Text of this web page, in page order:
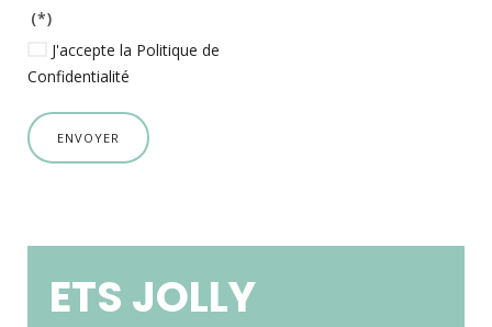
(*)
J'accepte la Politique de
Confidentialité
ENVOYER
ETS JOLLY